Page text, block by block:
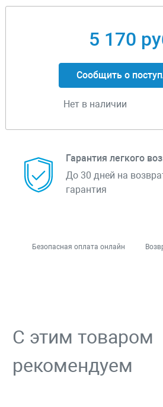
5 170
Сообщить о
Нет в наличии
Гарантия легкого
До 30 дней на
гарантия
Безопасная оплата онлайн
С этим товаром
рекомендуем